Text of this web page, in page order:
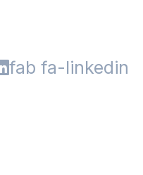
fab fa-linkedin